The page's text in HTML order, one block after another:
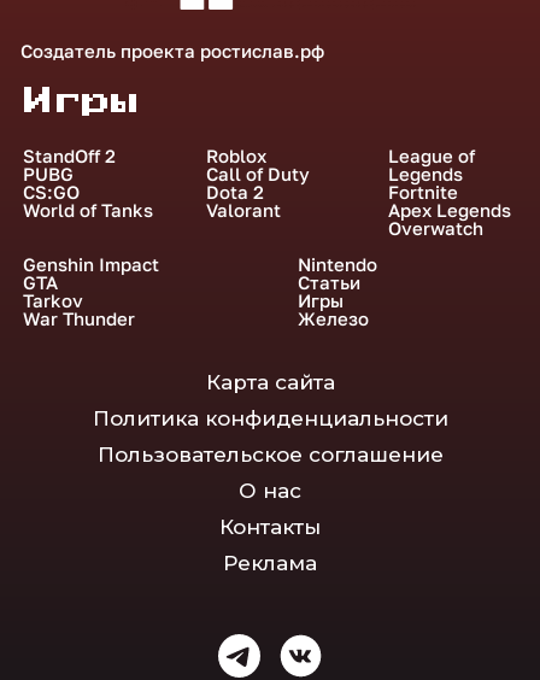
Создатель проекта ростислав.рф
Игры
StandOff 2
PUBG
CS:GO
World of Tanks
Roblox
Call of Duty
Dota 2
Valorant
League of
Legends
Fortnite
Apex Legends
Overwatch
Genshin Impact
GTA
Tarkov
War Thunder
Nintendo
Статьи
Игры
Железо
Карта сайта
Политика конфиденциальности
Пользовательское соглашение
О нас
Контакты
Реклама